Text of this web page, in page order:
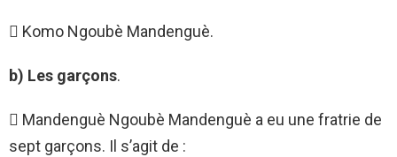
 Komo Ngoubè Mandenguè.
b) Les garçons.
 Mandenguè Ngoubè Mandenguè a eu une fratrie de
sept garçons. Il s’agit de :